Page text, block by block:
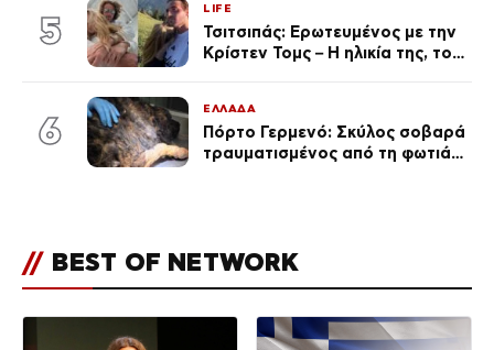
καθεμία…» (Βίντεο)
5
LIFE
Τσιτσιπάς: Ερωτευμένος με την
Κρίστεν Τομς – Η ηλικία της, το
6
ΕΛΛΑΔΑ
Πόρτο Γερμενό: Σκύλος σοβαρά
τραυματισμένος από τη φωτιά
// BEST OF NETWORK